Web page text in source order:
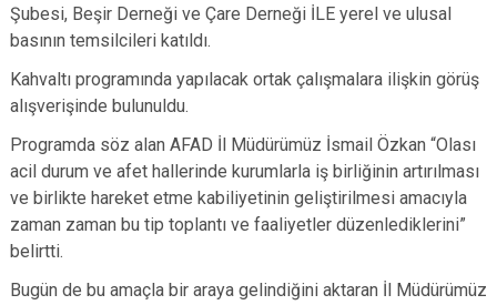
Şubesi, Beşir Derneği ve Çare Derneği İLE yerel ve ulusal
basının temsilcileri katıldı.
Kahvaltı programında yapılacak ortak çalışmalara ilişkin görüş
alışverişinde bulunuldu.
Programda söz alan AFAD İl Müdürümüz İsmail Özkan “Olası
acil durum ve afet hallerinde kurumlarla iş birliğinin artırılması
ve birlikte hareket etme kabiliyetinin geliştirilmesi amacıyla
zaman zaman bu tip toplantı ve faaliyetler düzenlediklerini”
belirtti.
Bugün de bu amaçla bir araya gelindiğini aktaran İl Müdürümüz